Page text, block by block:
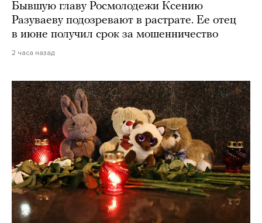
Бывшую главу Росмолодежи Ксению
Разуваеву подозревают в растрате. Ее отец
в июне получил срок за мошенничество
2 часа назад